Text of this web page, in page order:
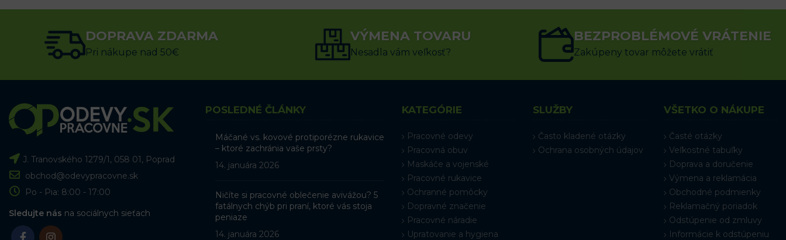
22.76 € s DPH
VÝBER MOŽNOSTÍ
2.25€ s DPH
VÝBER MOŽNOSTÍ
6.84 € s DPH
VÝBER MOŽNOSTÍ
DOPRAVA ZDARMA
Pri nákupe nad 50€
VÝMENA TOVARU
Nesadla vám veľkosť?
BEZPROBLÉMOVÉ VRÁTENIE
Zakúpeny tovar môžete vrátiť
J. Tranovského 1279/1, 058 01, Poprad
obchod@odevypracovne.sk
Po - Pia: 8:00 - 17:00
Sledujte nás na sociálnych sieťach
POSLEDNÉ ČLÁNKY
Máčané vs. kovové protiporézne rukavice
– ktoré zachránia vaše prsty?
14. januára 2026
Ničíte si pracovné oblečenie avivážou? 5
fatálnych chýb pri praní, ktoré vás stoja
peniaze
14. januára 2026
KATEGÓRIE
Pracovné odevy
Pracovná obuv
Maskáče a vojenské
Pracovné rukavice
Ochranné pomôcky
Dopravné značenie
Pracovné náradie
Upratovanie a hygiena
SLUŽBY
Často kladené otázky
Ochrana osobných údajov
VŠETKO O NÁKUPE
Časté otázky
Veľkostné tabuľky
Doprava a doručenie
Výmena a reklamácia
Obchodné podmienky
Reklamačný poriadok
Odstúpenie od zmluvy
Informácie k odstúpeniu